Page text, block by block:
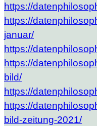
https://
https://
januar/
https://
https://
bild/
https://
https://
bild-zeitung-2021/